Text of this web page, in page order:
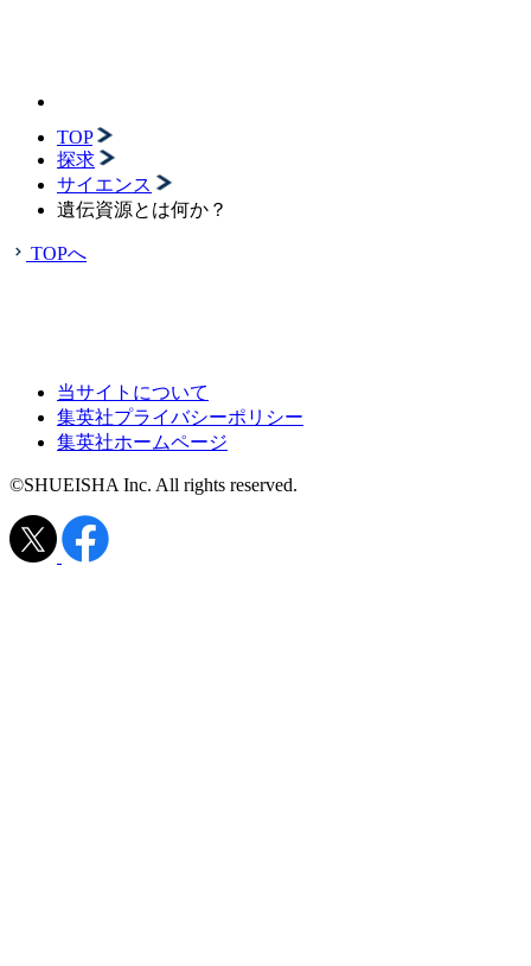
TOP
探求
サイエンス
遺伝資源とは何か？
TOPへ
当サイトについて
集英社プライバシーポリシー
集英社ホームページ
©SHUEISHA Inc. All rights reserved.